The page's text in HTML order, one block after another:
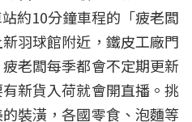
約10分鐘車程的「疲老闆
羽球館附近，鐵皮工廠門
老闆每季都會不定期更新
新貨入荷就會開直播。挑
裝潢，各國零食、泡麵等